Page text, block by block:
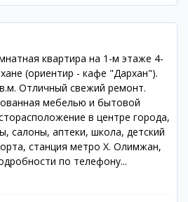
квартира на 1-м этаже 4-
(ориентир - кафе "Дархан").
Отличный свежий ремонт.
мебелью и бытовой
в центре города,
салоны, аптеки, школа, детский
станция метро Х. Олимжан,
по телефону...